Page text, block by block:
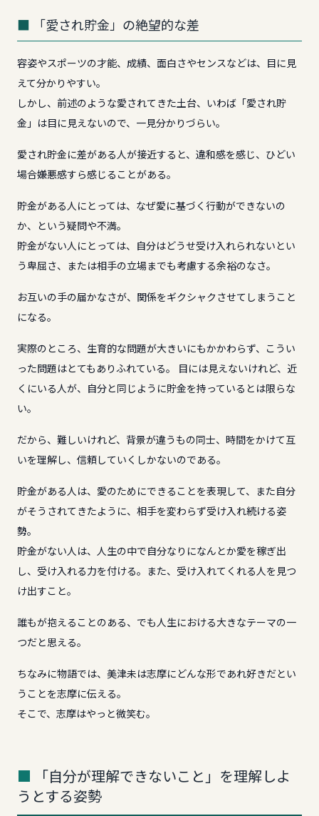
「愛され貯金」の絶望的な差
容姿やスポーツの才能、成績、面白さやセンスなどは、目に見
えて分かりやすい。
しかし、前述のような愛されてきた土台、いわば「愛され貯
金」は目に見えないので、一見分かりづらい。
愛され貯金に差がある人が接近すると、違和感を感じ、ひどい
場合嫌悪感すら感じることがある。
貯金がある人にとっては、なぜ愛に基づく行動ができないの
か、という疑問や不満。
貯金がない人にとっては、自分はどうせ受け入れられないとい
う卑屈さ、または相手の立場までも考慮する余裕のなさ。
お互いの手の届かなさが、関係をギクシャクさせてしまうこと
になる。
実際のところ、生育的な問題が大きいにもかかわらず、こうい
った問題はとてもありふれている。 目には見えないけれど、近
くにいる人が、自分と同じように貯金を持っているとは限らな
い。
だから、難しいけれど、背景が違うもの同士、時間をかけて互
いを理解し、信頼していくしかないのである。
貯金がある人は、愛のためにできることを表現して、また自分
がそうされてきたように、相手を変わらず受け入れ続ける姿
勢。
貯金がない人は、人生の中で自分なりになんとか愛を稼ぎ出
し、受け入れる力を付ける。また、受け入れてくれる人を見つ
け出すこと。
誰もが抱えることのある、でも人生における大きなテーマの一
つだと思える。
ちなみに物語では、美津未は志摩にどんな形であれ好きだとい
うことを志摩に伝える。
そこで、志摩はやっと微笑む。
「自分が理解できないこと」を理解しよ
うとする姿勢